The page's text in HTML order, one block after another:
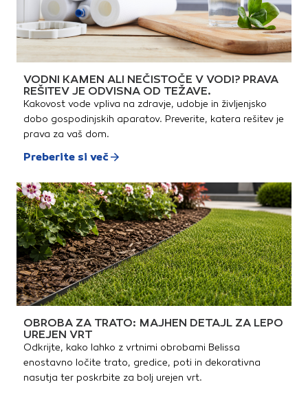
VODNI KAMEN ALI NEČISTOČE V VODI? PRAVA
REŠITEV JE ODVISNA OD TEŽAVE.
Kakovost vode vpliva na zdravje, udobje in življenjsko
dobo gospodinjskih aparatov. Preverite, katera rešitev je
prava za vaš dom.
Preberite si več
OBROBA ZA TRATO: MAJHEN DETAJL ZA LEPO
UREJEN VRT
Odkrijte, kako lahko z vrtnimi obrobami Belissa
enostavno ločite trato, gredice, poti in dekorativna
nasutja ter poskrbite za bolj urejen vrt.